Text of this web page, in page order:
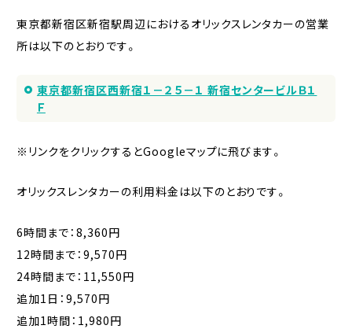
東京都新宿区新宿駅周辺におけるオリックスレンタカーの営業
所は以下のとおりです。
東京都新宿区西新宿１－２５－１ 新宿センタービルＢ１
Ｆ
※リンクをクリックするとGoogleマップに飛びます。
オリックスレンタカーの利用料金は以下のとおりです。
6時間まで：8,360円
12時間まで：9,570円
24時間まで：11,550円
追加1日：9,570円
追加1時間：1,980円